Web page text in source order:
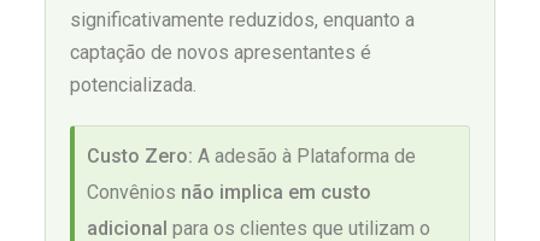
significativamente reduzidos, enquanto a
captação de novos apresentantes é
potencializada.
Custo Zero: A adesão à Plataforma de
Convênios não implica em custo
adicional para os clientes que utilizam o